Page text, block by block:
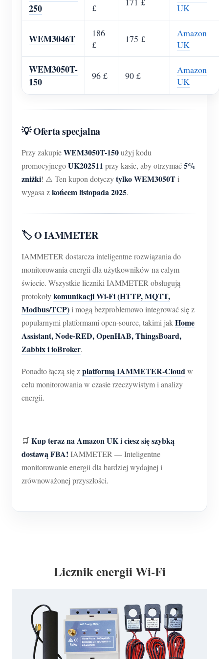
App Store
Eksploruj stronę
Ranking PV
O nas
250
£
UK
WEM3046T
186
£
175 £
Amazon
UK
WEM3050T-
150
96 £ 90 £
Amazon
UK
💡 Oferta specjalna
Przy zakupieWEM3050T-150użyj kodu
promocyjnegoUK202511 przy kasie, aby otrzymać5%
zniżki! ⚠️ Ten kupon dotyczytylko WEM3050Ti
wygasa zkońcem listopada 2025.
🏷️ O IAMMETER
IAMMETER dostarcza inteligentne rozwiązania do
monitorowania energii dla użytkowników na całym
świecie. Wszystkie liczniki IAMMETER obsługują
protokołykomunikacji Wi-Fi (HTTP, MQTT,
Modbus/TCP)i mogą bezproblemowo integrować się z
popularnymi platformami open-source, takimi jakHome
Assistant, Node-RED, OpenHAB, ThingsBoard,
Zabbix i ioBroker.
Ponadto łączą się zplatformą IAMMETER-Cloudw
celu monitorowania w czasie rzeczywistym i analizy
energii.
🛒 Kup teraz na Amazon UK i ciesz się szybką
dostawą FBA! IAMMETER — Inteligentne
monitorowanie energii dla bardziej wydajnej i
zrównoważonej przyszłości.
Licznik energii Wi-Fi